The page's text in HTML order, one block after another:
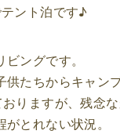
ント泊です♪
ングです。
たちからキャン
りますが、残念
とれない状況。